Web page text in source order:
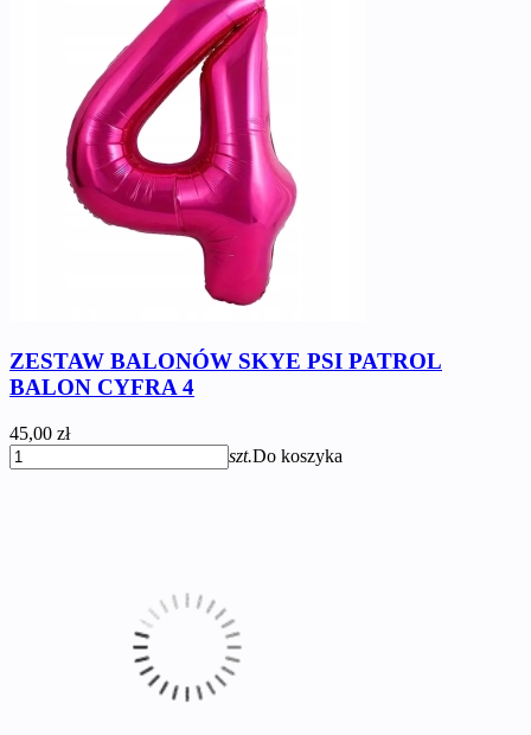
ZESTAW BALONÓW SKYE PSI PATROL
BALON CYFRA 4
45,00 zł
szt.Do koszyka